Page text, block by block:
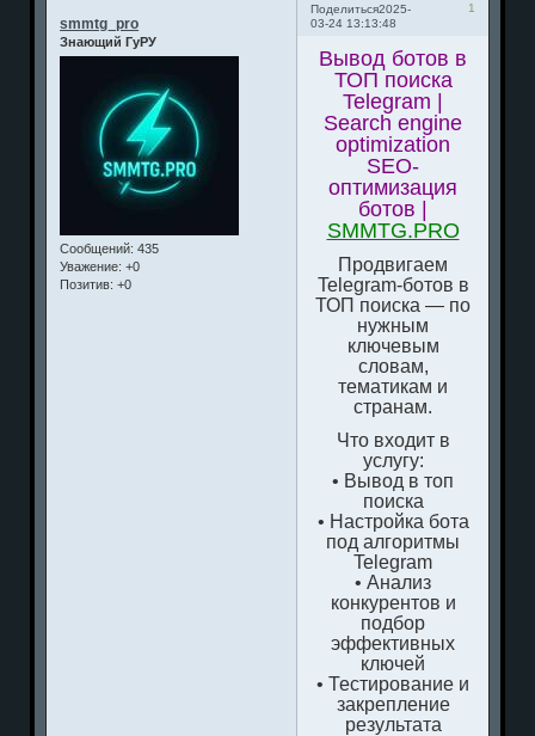
Поделиться 1
2025-
03-24 13:13:48
smmtg_pro
Знающий ГуРУ
Сообщений: 435
Уважение: +0
Позитив: +0
Вывод ботов в
ТОП поиска
Telegram |
Search engine
optimization
SEO-
оптимизация
ботов |
SMMTG.PRO
Продвигаем
Telegram-ботов в
ТОП поиска — по
нужным
ключевым
словам,
тематикам и
странам.
Что входит в
услугу:
• Вывод в топ
поиска
• Настройка бота
под алгоритмы
Telegram
• Анализ
конкурентов и
подбор
эффективных
ключей
• Тестирование и
закрепление
результата